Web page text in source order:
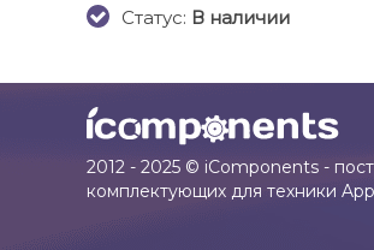
Cтатус: В наличии
2012 - 2025 © iComponents -
комплектующих для техники